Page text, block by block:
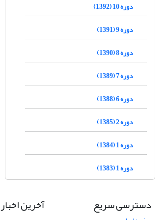
دوره 10 (1392)
دوره 9 (1391)
دوره 8 (1390)
دوره 7 (1389)
دوره 6 (1388)
دوره 2 (1385)
دوره 1 (1384)
دوره 1 (1383)
دسترسی سریع آخرین اخبار